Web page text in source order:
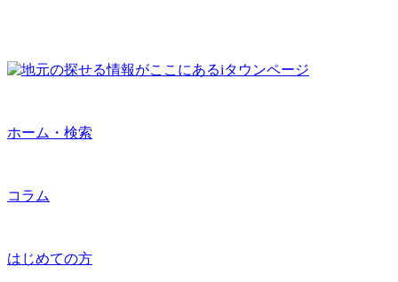
ホーム・検索
コラム
はじめての方